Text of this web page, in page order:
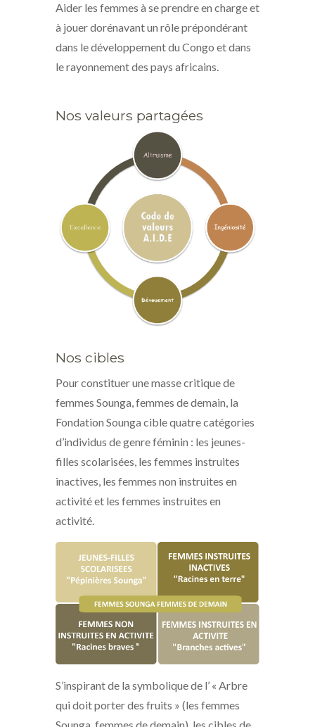
Aider les femmes à se prendre en charge et
à jouer dorénavant un rôle prépondérant
dans le développement du Congo et dans
le rayonnement des pays africains.
Nos valeurs partagées
Nos cibles
Pour constituer une masse critique de
femmes Sounga, femmes de demain, la
Fondation Sounga cible quatre catégories
d’individus de genre féminin : les jeunes-
filles scolarisées, les femmes instruites
inactives, les femmes non instruites en
activité et les femmes instruites en
activité.
S’inspirant de la symbolique de l’ « Arbre
qui doit porter des fruits » (les femmes